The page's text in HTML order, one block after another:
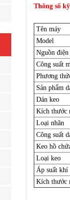
Thông số
Tên máy
Model
Nguồn điện
Công suất
Phương
Sản phẩm
Dán keo
Kích thước
Loại nhãn
Công suất
Keo hồ
Loại keo
Áp suất khí
Kích thước